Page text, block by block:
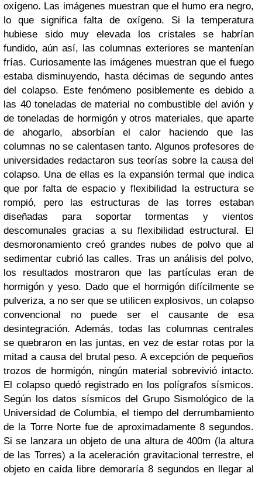
oxígeno. Las imágenes muestran que el humo era negro,
lo que significa falta de oxígeno. Si la temperatura
hubiese sido muy elevada los cristales se habrían
fundido, aún así, las columnas exteriores se mantenían
frías. Curiosamente las imágenes muestran que el fuego
estaba disminuyendo, hasta décimas de segundo antes
del colapso. Este fenómeno posiblemente es debido a
las 40 toneladas de material no combustible del avión y
de toneladas de hormigón y otros materiales, que aparte
de ahogarlo, absorbían el calor haciendo que las
columnas no se calentasen tanto. Algunos profesores de
universidades redactaron sus teorías sobre la causa del
colapso. Una de ellas es la expansión termal que indica
que por falta de espacio y flexibilidad la estructura se
rompió, pero las estructuras de las torres estaban
diseñadas para soportar tormentas y vientos
descomunales gracias a su flexibilidad estructural. El
desmoronamiento creó grandes nubes de polvo que al
sedimentar cubrió las calles. Tras un análisis del polvo,
los resultados mostraron que las partículas eran de
hormigón y yeso. Dado que el hormigón difícilmente se
pulveriza, a no ser que se utilicen explosivos, un colapso
convencional no puede ser el causante de esa
desintegración. Además, todas las columnas centrales
se quebraron en las juntas, en vez de estar rotas por la
mitad a causa del brutal peso. A excepción de pequeños
trozos de hormigón, ningún material sobrevivió intacto.
El colapso quedó registrado en los polígrafos sísmicos.
Según los datos sísmicos del Grupo Sismológico de la
Universidad de Columbia, el tiempo del derrumbamiento
de la Torre Norte fue de aproximadamente 8 segundos.
Si se lanzara un objeto de una altura de 400m (la altura
de las Torres) a la aceleración gravitacional terrestre, el
objeto en caída libre demoraría 8 segundos en llegar al